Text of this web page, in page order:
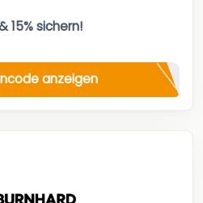
15% sichern!
anzeigen